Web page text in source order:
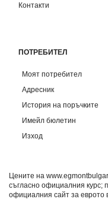
Контакти
ПОТРЕБИТЕЛ
Моят потребител
Адресник
История на поръчките
Имейл бюлетин
Изход
Цените на
съгласно официалния
официалния сайт за еврото